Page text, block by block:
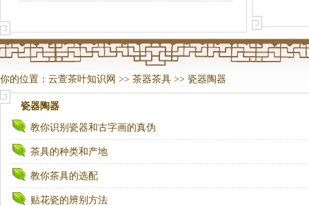
你的位置： 云萱茶叶知识网 >> 茶器茶具 >> 瓷器陶器
瓷器陶器
教你识别瓷器和古字画的真伪
茶具的种类和产地
教你茶具的选配
贴花瓷的辨别方法